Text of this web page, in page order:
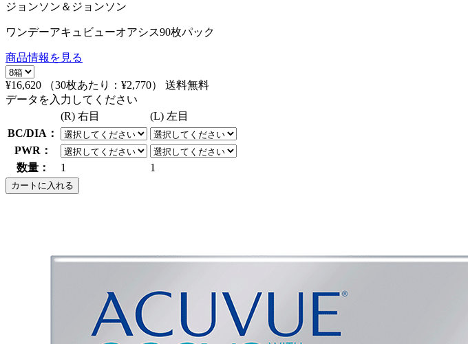
ジョンソン＆ジョンソン
ワンデーアキュビューオアシス90枚パック
商品情報を見る
¥16,620 （30枚あたり： ¥2,770）
送料無料
データを入力してください
(R) 右目
(L) 左目
BC/DIA：
PWR：
数量：
1 1
カートに入れる